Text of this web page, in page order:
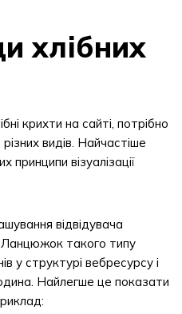
хлібних
крихти на сайті, потрібно
видів. Найчастіше
візуалізації
відвідувача
Ланцюжок такого типу
у структурі вебресурсу і
Найлегше це показати